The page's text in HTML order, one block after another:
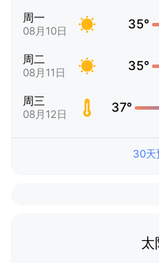
周一
08月10日 35°
周二
08月11日 35°
周三
08月12日 37°
30天
太